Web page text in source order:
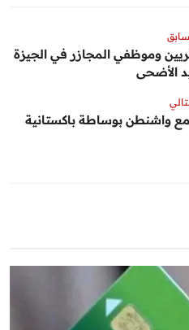
وموظفي المجازر في الجيزة
الأضحى
مع واشنطن بوساطة باكستانية